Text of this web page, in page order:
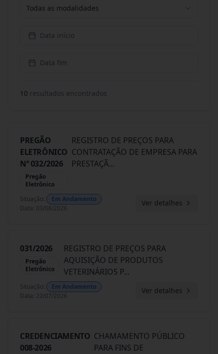
Todas as modalidades
Data início
Data fim
10 resultados encontrados
PREGÃO
ELETRÔNICO
Nº 032/2026
Pregão
Eletrônico
REGISTRO DE PREÇOS PARA
CONTRATAÇÃO DE EMPRESA PARA
PRESTAÇÃ...
Situação:
Em Andamento
Data: 03/08/2026
Ver detalhes
031/2026
Pregão
Eletrônico
REGISTRO DE PREÇOS PARA
AQUISIÇÃO DE PRODUTOS
VETERINÁRIOS P...
Situação:
Em Andamento
Data: 22/07/2026
Ver detalhes
CREDENCIAMENTO
008-2026
CHAMAMENTO PÚBLICO
PARA FINS DE